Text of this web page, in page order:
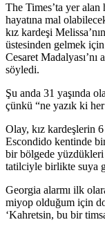
The Times’ta yer
hayatına mal
kız kardeşi
üstesinden gelmek
Cesaret Madalyası’nı
söyledi.
Şu anda 31 yaşında
çünkü “ne yazık ki
Olay, kız kardeşlerin
Escondido kentinde
bir bölgede yüzdükleri
tatilciyle birlikte suya
Georgia alarmı ilk
miyop olduğum için
‘Kahretsin, bu bir